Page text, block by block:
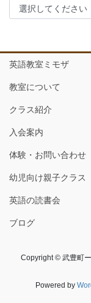
英語教室ミモザ
教室について
クラス紹介
入会案内
体験・お問い合わせ
幼児向け親子クラス
英語の読書会
ブログ
Copyright © 武豊町
Powered by